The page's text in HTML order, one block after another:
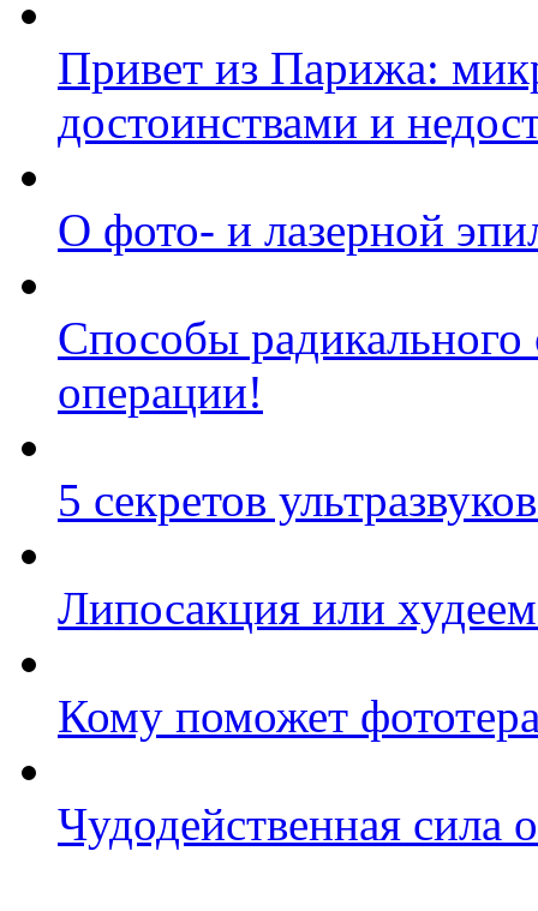
Привет из Парижа:
достоинствами и
О фото- и лазерной
Способы
операции!
5 секретов
Липосакция или
Кому поможет
Чудодейственная сила